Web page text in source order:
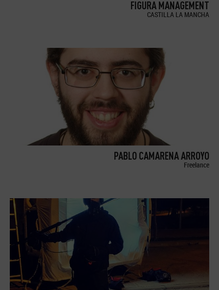
FIGURA MANAGEMENT
CASTILLA LA MANCHA
PABLO CAMARENA ARROYO
Freelance